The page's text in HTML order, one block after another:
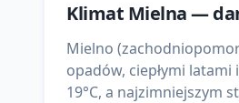
Klimat Mielna—
Mielno
opadów, ciepłymi
19°C, a najzimniejszym